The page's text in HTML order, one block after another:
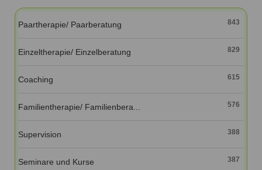
Veranstaltungen
Ausbildungsinstitute
Fortbildungen
Anmelden
Paartherapie/ Paarberatung 843
Einzeltherapie/ Einzelberatung 829
Coaching 615
Familientherapie/ Familienbera... 576
Supervision 388
Seminare und Kurse 387